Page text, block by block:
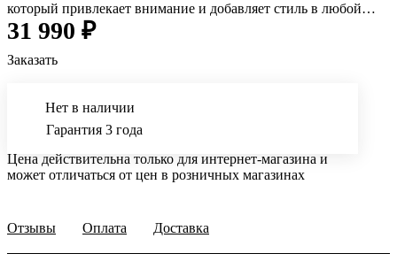
который привлекает внимание и добавляет стиль в любой
интерьер.
31 990 ₽
Заказать
Нет в наличии
Гарантия 3 года
Цена действительна только для интернет-магазина и
может отличаться от цен в розничных магазинах
Отзывы Оплата Доставка